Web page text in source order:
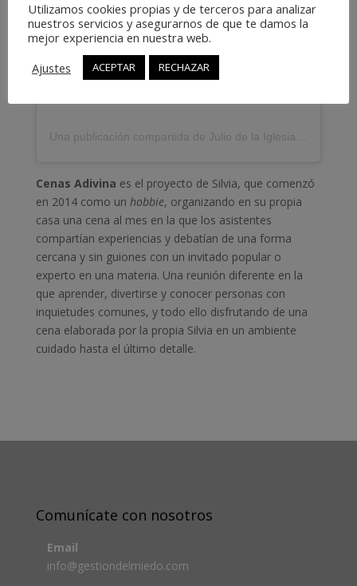
Cenas Adivina es el proyecto de Silvia, que comenzó
en 2014 como un hobbie, organizando en su propia
casa una cena al mes en la que los asistentes
compartían experiencias y debatían de una forma
cercana y sin guiones con un invitado popular o
experto en una materia. Una reunión diferente en la
que aprender, divertirse y conocer personas con
inquietudes comunes, y todo ello disfrutando de una
cena elaborada por la propia Silvia en un ambiente
cuidado hasta el último detalle.
Comunícate con nosotros
Email
info@gestiondelmiedo.com
Utilizamos cookies propias y de terceros para analizar
nuestros servicios y asegurarnos de que te damos la
mejor experiencia en nuestra web.
Ajustes
ACEPTAR RECHAZAR